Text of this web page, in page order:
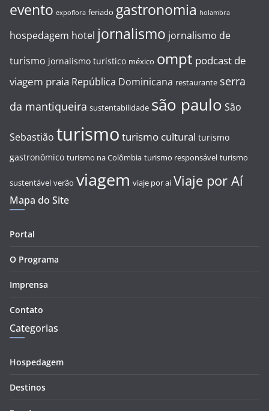
evento expoflora feriado gastronomia holambra
hospedagem hotel jornalismo jornalismo de
turismo jornalismo turístico méxico ompt podcast de
viagem praia República Dominicana restaurante serra
da mantiqueira sustentabilidade são paulo São
Sebastião turismo turismo cultural turismo
gastronômico turismo na Colômbia turismo responsável turismo
sustentável verão viagem viaje por ai Viaje por Aí
Mapa do Site
Portal
O Programa
Imprensa
Contato
Categorias
Hospedagem
Destinos